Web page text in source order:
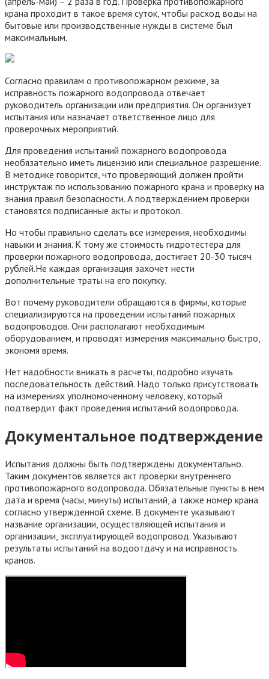
крана проходит в такое время суток, чтобы расход воды на
бытовые или производственные нужды в системе был
максимальным.
Согласно правилам о противопожарном режиме, за
исправность пожарного водопровода отвечает
руководитель организации или предприятия. Он организует
испытания или назначает ответственное лицо для
проверочных мероприятий.
Для проведения испытаний пожарного водопровода
необязательно иметь лицензию или специальное разрешение.
В методике говорится, что проверяющий должен пройти
инструктаж по использованию пожарного крана и проверку на
знания правил безопасности. А подтверждением проверки
становятся подписанные акты и протокол.
Но чтобы правильно сделать все измерения, необходимы
навыки и знания. К тому же стоимость гидротестера для
проверки пожарного водопровода, достигает 20-30 тысяч
рублей.Не каждая организация захочет нести
дополнительные траты на его покупку.
Вот почему руководители обращаются в фирмы, которые
специализируются на проведении испытаний пожарных
водопроводов. Они располагают необходимым
оборудованием, и проводят измерения максимально быстро,
экономя время.
Нет надобности вникать в расчеты, подробно изучать
последовательность действий. Надо только присутствовать
на измерениях уполномоченному человеку, который
подтвердит факт проведения испытаний водопровода.
Документальное подтверждение
Испытания должны быть подтверждены документально.
Таким документов является акт проверки внутреннего
противопожарного водопровода. Обязательные пункты в нем
дата и время (часы, минуты) испытаний, а также номер крана
согласно утвержденной схеме. В документе указывают
название организации, осуществляющей испытания и
организации, эксплуатирующей водопровод. Указывают
результаты испытаний на водоотдачу и на исправность
кранов.